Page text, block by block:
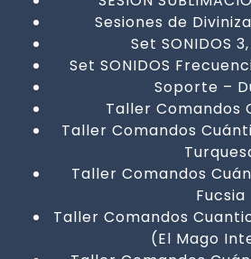
Sesiones de
Set SONIDOS
Set SONIDOS
Soporte –
Taller Comandos
Taller Comandos
Taller Comandos
Fucsia
Taller Comandos
(El Mago